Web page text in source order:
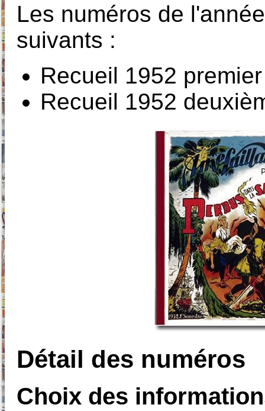
Les numéros de
suivants :
Recueil 1952
Recueil 1952
Détail des numéros
Choix des